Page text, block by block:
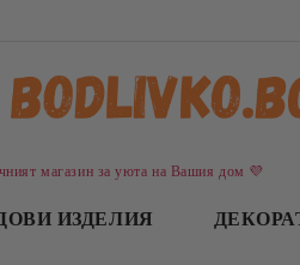
магазин за уюта на Вашия дом 💜
ИЗДЕЛИЯ